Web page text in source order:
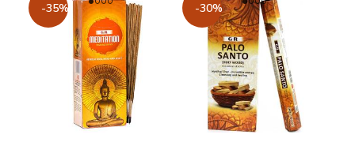
-35% -30%